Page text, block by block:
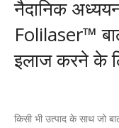
नैदानिक
Folilaser™
इलाज करने के
किसी भी उत्पाद के साथ जो